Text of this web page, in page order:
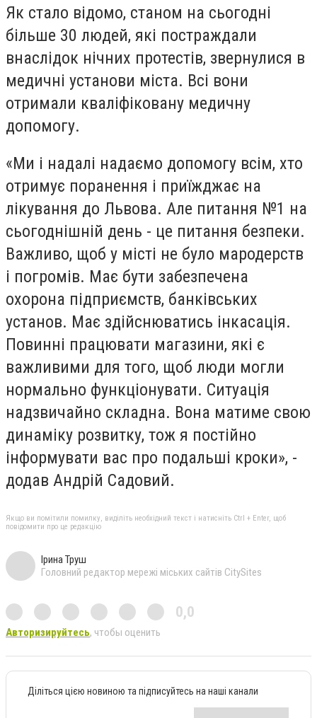
Як стало відомо, станом на сьогодні
більше 30 людей, які постраждали
внаслідок нічних протестів, звернулися в
медичні установи міста. Всі вони
отримали кваліфіковану медичну
допомогу.
«Ми і надалі надаємо допомогу всім, хто
отримує поранення і приїжджає на
лікування до Львова. Але питання №1 на
сьогоднішній день - це питання безпеки.
Важливо, щоб у місті не було мародерств
і погромів. Має бути забезпечена
охорона підприємств, банківських
установ. Має здійснюватись інкасація.
Повинні працювати магазини, які є
важливими для того, щоб люди могли
нормально функціонувати. Ситуація
надзвичайно складна. Вона матиме свою
динаміку розвитку, тож я постійно
інформувати вас про подальші кроки», -
додав Андрій Садовий.
Якщо ви помітили помилку, виділіть необхідний текст і натисніть Ctrl + Enter, щоб
повідомити про це редакцію
Ірина Труш
Головний редактор мережі міських сайтів CitySites
0,0
Авторизируйтесь, чтобы оценить
Діліться цією новиною та підписуйтесь на наші канали